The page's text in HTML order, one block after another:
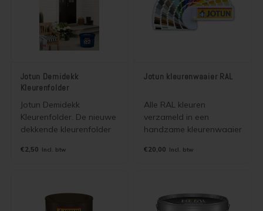
Jotun Demidekk
Kleurenfolder
Jotun Demidekk
Kleurenfolder. De nieuwe
dekkende kleurenfolder
Ultimate Tackfarg Infinity
verven van Jotun. Wordt
€2,50 Incl. btw
Jotun kleurenwaaier RAL
Alle RAL kleuren
verzameld in een
handzame kleurenwaaier
RAL classic
als brievenbuspost.
€20,00 Incl. btw